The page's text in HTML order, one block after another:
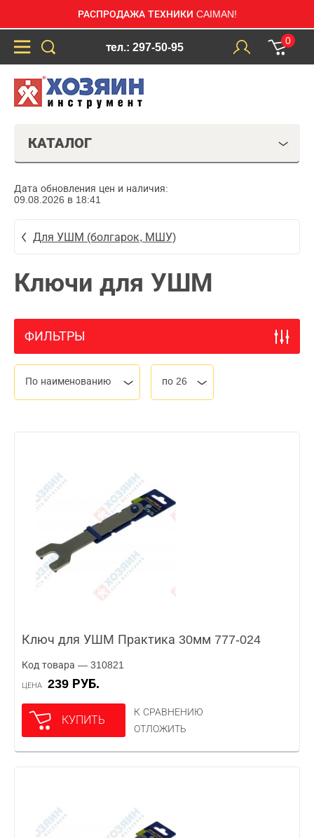
РАСПРОДАЖА ТЕХНИКИ CAIMAN!
тел.: 297-50-95
0
КАТАЛОГ
Дата обновления цен и наличия:
09.08.2026 в 18:41
Для УШМ (болгарок, МШУ)
Ключи для УШМ
ФИЛЬТРЫ
По наименованию по 26
Ключ для УШМ Практика 30мм 777-024
Код товара — 310821
ЦЕНА 239 РУБ.
КУПИТЬ
К СРАВНЕНИЮ
ОТЛОЖИТЬ